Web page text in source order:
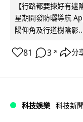
【行路都要揀好有
星期開發防曬導航
陽仰角及行道樹陰影
81 3 ↗ 分
科技娛樂 科技新聞